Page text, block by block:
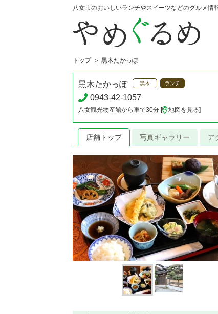
八女市のおいしいランチやスイーツなどのグルメ情
トップ 黒木たかっぽ
黒木たかっぽ 黒木 ランチ
0943-42-1057
八女観光物産館から車で30分 [ 地図を見る]
店舗トップ 写真ギャラリー ア